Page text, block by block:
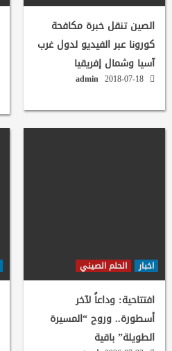
الصين تنقل خبرة مكافحة
كورونا عبر الفيديو لدول غرب
آسيا وشمال إفريقيا
admin
اخبار الحلم الصيني
افتتاحية: وداعاً لآخر
أسطورة.. وروح “المسيرة
الطويلة” باقية